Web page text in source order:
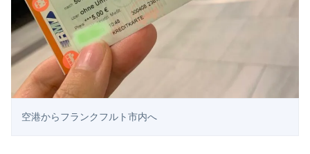
空港からフランクフルト市内へ